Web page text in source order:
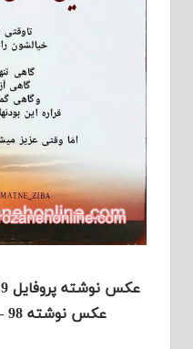
عکس نوشته 98 – عکس پروفایل جدید